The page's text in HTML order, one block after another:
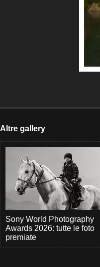
Altre gallery
Sony World Photography
Awards 2026: tutte le foto
premiate